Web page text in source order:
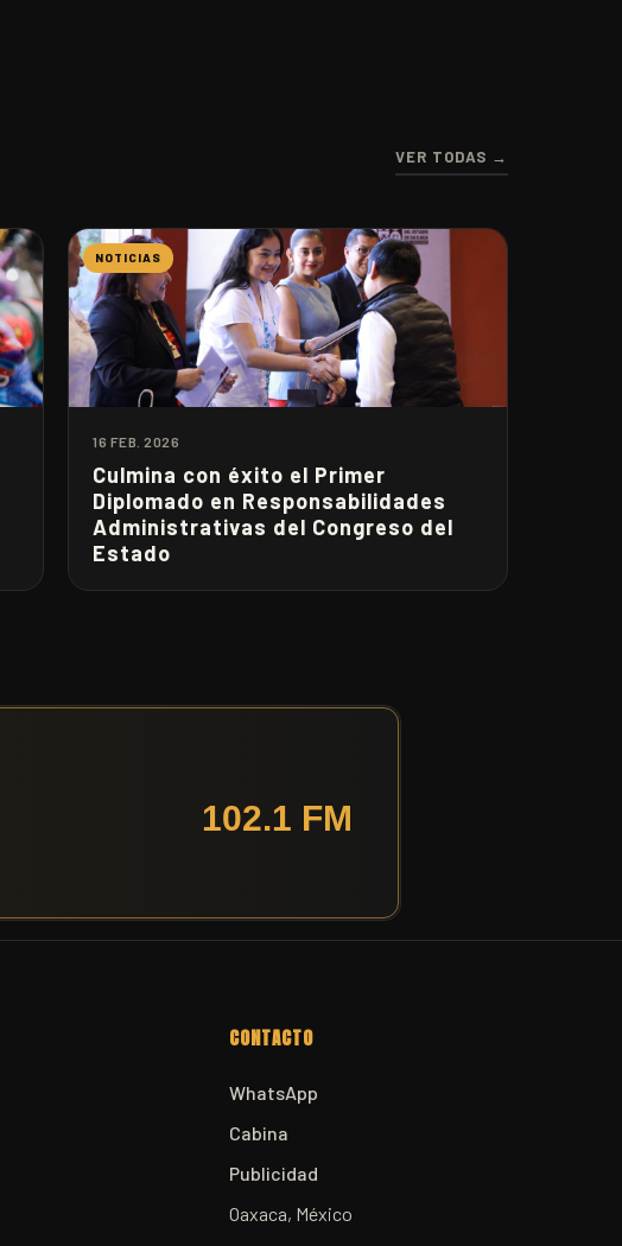
VER TODAS →
NOTICIAS
16 FEB. 2026
Culmina con éxito el Primer
Diplomado en Responsabilidades
Administrativas del Congreso del
Estado
CONTACTO
WhatsApp
Cabina
Publicidad
Oaxaca, México